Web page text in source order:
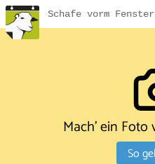
Schafe vorm Fenster
Mach' ein Foto
So